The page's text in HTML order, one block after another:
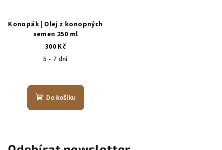
Konopák | Olej z konopných
semen 250 ml
300 Kč
5 - 7 dní
Do košíku